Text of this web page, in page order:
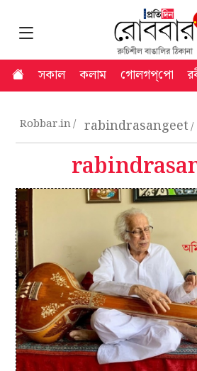
সকাল কলাম গোলগপ্‌পো
Robbar.in rabindrasangeet